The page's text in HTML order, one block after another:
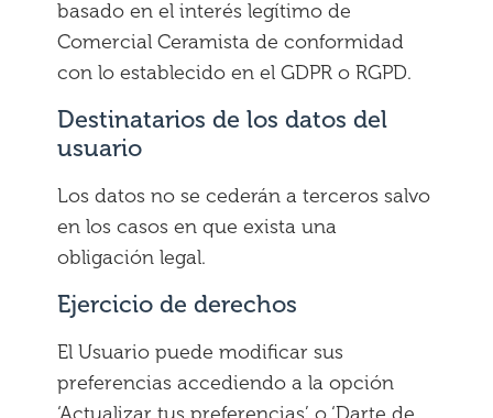
basado en el interés legítimo de
Comercial Ceramista de conformidad
con lo establecido en el GDPR o RGPD.
Destinatarios de los datos del
usuario
Los datos no se cederán a terceros salvo
en los casos en que exista una
obligación legal.
Ejercicio de derechos
El Usuario puede modificar sus
preferencias accediendo a la opción